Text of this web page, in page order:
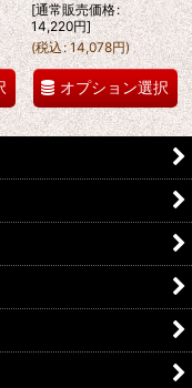
[通常販売価格:
14,220円]
(税込: 14,078円)
オプション選択